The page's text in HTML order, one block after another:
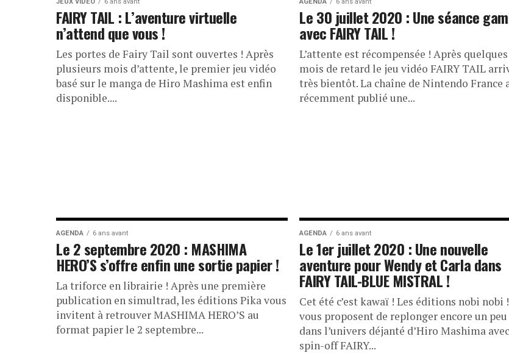
FAIRY TAIL : L’aventure virtuelle
n’attend que vous !
Les portes de Fairy Tail sont ouvertes ! Après
plusieurs mois d’attente, le premier jeu vidéo
basé sur le manga de Hiro Mashima est enfin
disponible....
Le 30 juillet 2020 : Une séance
avec FAIRY TAIL !
L’attente est récompensée ! Après quelques
mois de retard le jeu vidéo FAIRY TAIL
très bientôt. La chaîne de Nintendo France
récemment publié une...
AGENDA 6 ans avant
Le 2 septembre 2020 : MASHIMA
HERO’S s’offre enfin une sortie papier !
La triforce en librairie ! Après une première
publication en simultrad, les éditions Pika vous
invitent à retrouver MASHIMA HERO’S au
format papier le 2 septembre...
AGENDA 6 ans avant
Le 1er juillet 2020 : Une nouvelle
aventure pour Wendy et Carla dans
FAIRY TAIL-BLUE MISTRAL !
Cet été c’est kawaï ! Les éditions nobi nobi !
vous proposent de replonger encore un peu
dans l’univers déjanté d’Hiro Mashima
spin-off FAIRY...